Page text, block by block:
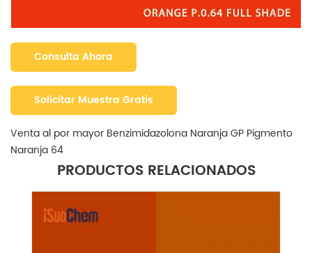
Consulta Ahora
Solicitar Muestra Gratis
Venta al por mayor Benzimidazolona Naranja GP Pigmento
Naranja 64
PRODUCTOS RELACIONADOS